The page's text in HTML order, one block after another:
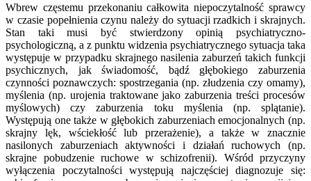
Wbrew częstemu przekonaniu całkowita niepoczytalność sprawcy
w czasie popełnienia czynu należy do sytuacji rzadkich i skrajnych.
Stan taki musi być stwierdzony opinią psychiatryczno-
psychologiczną, a z punktu widzenia psychiatrycznego sytuacja taka
występuje w przypadku skrajnego nasilenia zaburzeń takich funkcji
psychicznych, jak świadomość, bądź głębokiego zaburzenia
czynności poznawczych: spostrzegania (np. złudzenia czy omamy),
myślenia (np. urojenia traktowane jako zaburzenia treści procesów
myślowych) czy zaburzenia toku myślenia (np. splątanie).
Występują one także w głębokich zaburzeniach emocjonalnych (np.
skrajny lęk, wściekłość lub przerażenie), a także w znacznie
nasilonych zaburzeniach aktywności i działań ruchowych (np.
skrajne pobudzenie ruchowe w schizofrenii). Wśród przyczyny
wyłączenia poczytalności występują najczęściej diagnozuje się: